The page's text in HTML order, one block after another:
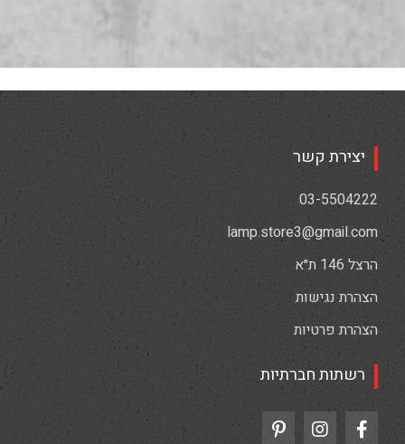
יצירת קשר
03-5504222
lamp.store3@gmail.com
הרצל 146 ת״א
הצהרת נגישות
הצהרת פרטיות
רשתות חברתיות